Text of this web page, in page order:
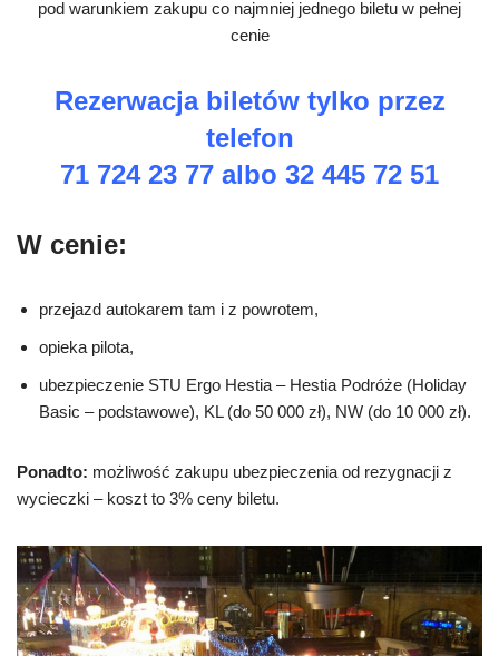
pod warunkiem zakupu co najmniej jednego biletu w pełnej
cenie
Rezerwacja biletów tylko przez
telefon
71 724 23 77 albo 32 445 72 51
W cenie:
przejazd autokarem tam i z powrotem,
opieka pilota,
ubezpieczenie STU Ergo Hestia – Hestia Podróże (Holiday
Basic – podstawowe), KL (do 50 000 zł), NW (do 10 000 zł).
Ponadto: możliwość zakupu ubezpieczenia od rezygnacji z
wycieczki – koszt to 3% ceny biletu.